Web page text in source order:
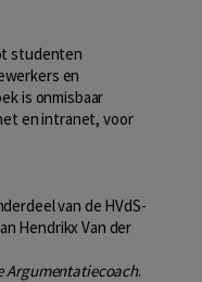
studenten
en
is onmisbaar
en intranet, voor
van de HVdS-
Hendrikx Van der
Argumentatiecoach.